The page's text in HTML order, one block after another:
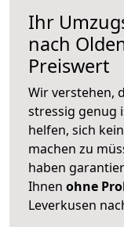
Ihr
nach
Preiswert
Wir verstehen,
stressig genug
helfen, sich
machen zu
haben
Ihnen ohne
Leverkusen